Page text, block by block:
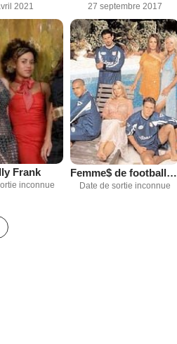
2021 27 septembre 2017
Frank
inconnue
Femme$ de footballeurs
Date de sortie inconnue